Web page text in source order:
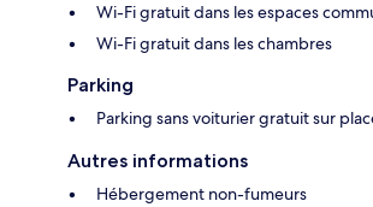
Wi-Fi gratuit dans les espaces
Wi-Fi gratuit dans les chambres
Parking
Parking sans voiturier gratuit sur
Autres informations
Hébergement non-fumeurs